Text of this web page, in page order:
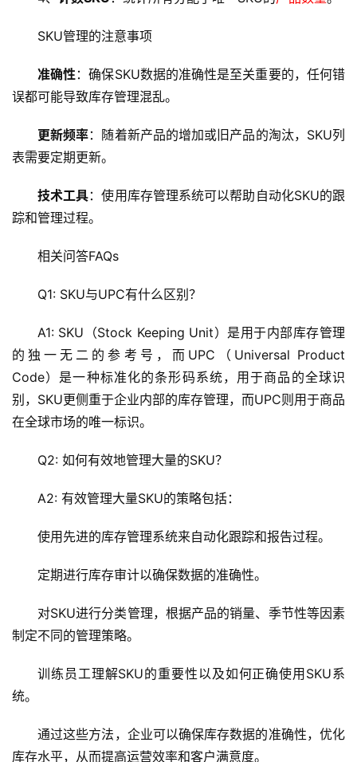
教
C
网
站
运
维
x
运
SKU管理的注意事项
准确性：确保SKU数据的准确性是至关重要的，任何错
误都可能导致库存管理混乱。
更新频率：随着新产品的增加或旧产品的淘汰，SKU列
表需要定期更新。
技术工具：使用库存管理系统可以帮助自动化SKU的跟
踪和管理过程。
相关问答FAQs
Q1: SKU与UPC有什么区别？
A1: SKU（Stock Keeping Unit）是用于内部库存管理
的独一无二的参考号，而UPC（Universal Product
Code）是一种标准化的条形码系统，用于商品的全球识
别，SKU更侧重于企业内部的库存管理，而UPC则用于商品
在全球市场的唯一标识。
Q2: 如何有效地管理大量的SKU？
A2: 有效管理大量SKU的策略包括：
使用先进的库存管理系统来自动化跟踪和报告过程。
定期进行库存审计以确保数据的准确性。
对SKU进行分类管理，根据产品的销量、季节性等因素
制定不同的管理策略。
训练员工理解SKU的重要性以及如何正确使用SKU系
统。
通过这些方法，企业可以确保库存数据的准确性，优化
库存水平，从而提高运营效率和客户满意度。